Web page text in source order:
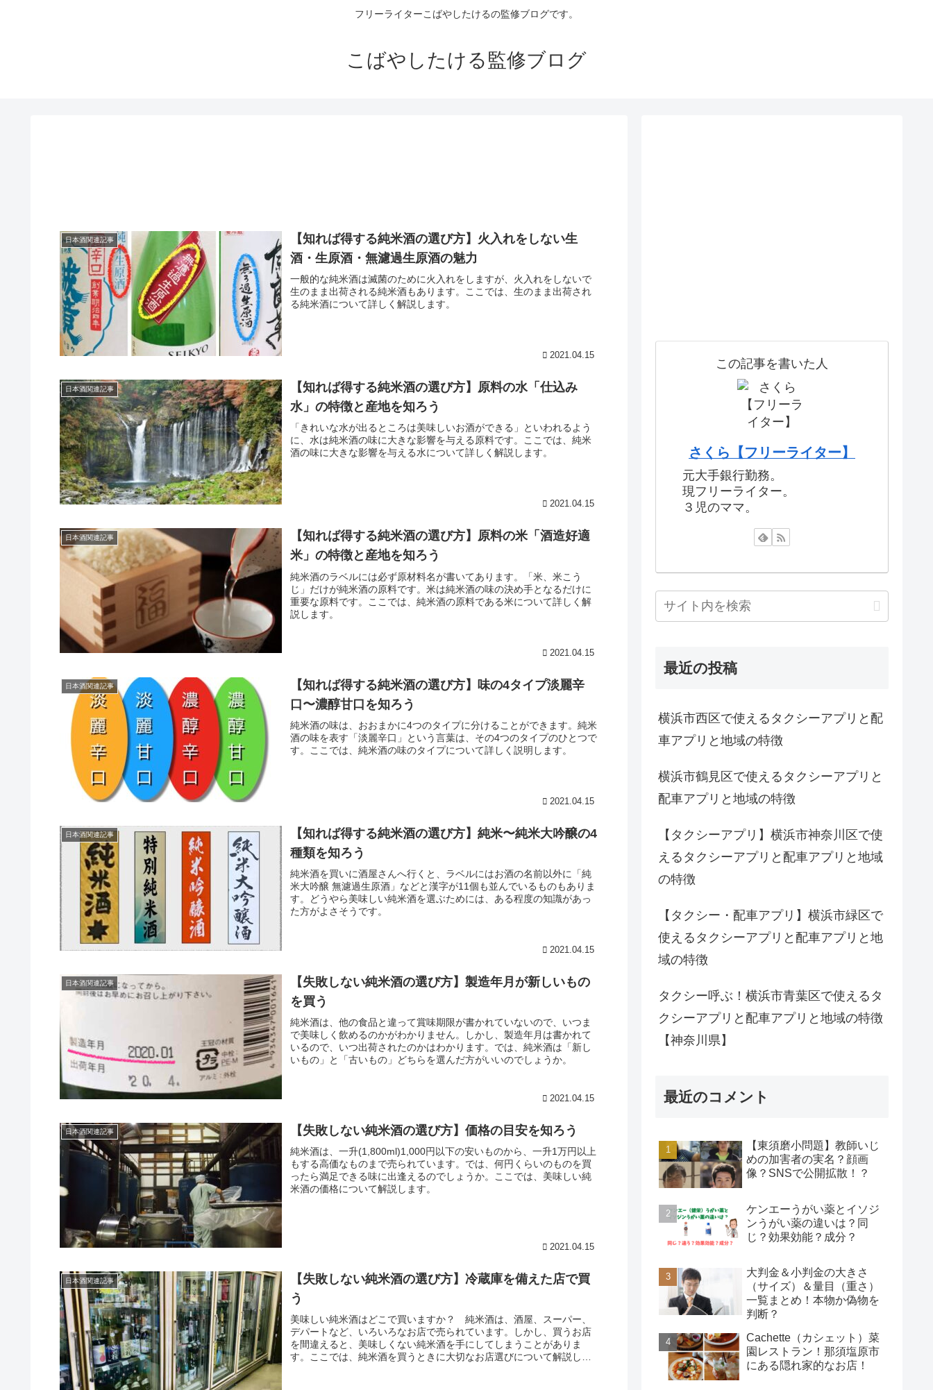
フリーライターこばやしたけるの監修ブログです。
こばやしたける監修ブログ
日本酒関連記事
【知れば得する純米酒の選び方】火入れをしない生
酒・生原酒・無濾過生原酒の魅力
一般的な純米酒は滅菌のために火入れをしますが、火入れをしないで
生のまま出荷される純米酒もあります。ここでは、生のまま出荷され
る純米酒について詳しく解説します。
2021.04.15
日本酒関連記事
【知れば得する純米酒の選び方】原料の水「仕込み
水」の特徴と産地を知ろう
「きれいな水が出るところは美味しいお酒ができる」といわれるよう
に、水は純米酒の味に大きな影響を与える原料です。ここでは、純米
酒の味に大きな影響を与える水について詳しく解説します。
2021.04.15
日本酒関連記事
【知れば得する純米酒の選び方】原料の米「酒造好適
米」の特徴と産地を知ろう
純米酒のラベルには必ず原材料名が書いてあります。「米、米こう
じ」だけが純米酒の原料です。米は純米酒の味の決め手となるだけに
重要な原料です。ここでは、純米酒の原料である米について詳しく解
説します。
2021.04.15
日本酒関連記事
【知れば得する純米酒の選び方】味の4タイプ淡麗辛
口〜濃醇甘口を知ろう
純米酒の味は、おおまかに4つのタイプに分けることができます。純米
酒の味を表す「淡麗辛口」という言葉は、その4つのタイプのひとつで
す。ここでは、純米酒の味のタイプについて詳しく説明します。
2021.04.15
日本酒関連記事
【知れば得する純米酒の選び方】純米〜純米大吟醸の4
種類を知ろう
純米酒を買いに酒屋さんへ行くと、ラベルにはお酒の名前以外に「純
米大吟醸 無濾過生原酒」などと漢字が11個も並んでいるものもありま
す。どうやら美味しい純米酒を選ぶためには、ある程度の知識があっ
た方がよさそうです。
2021.04.15
日本酒関連記事
【失敗しない純米酒の選び方】製造年月が新しいもの
を買う
純米酒は、他の食品と違って賞味期限が書かれていないので、いつま
で美味しく飲めるのかがわかりません。しかし、製造年月は書かれて
いるので、いつ出荷されたのかはわかります。では、純米酒は「新し
いもの」と「古いもの」どちらを選んだ方がいいのでしょうか。
2021.04.15
日本酒関連記事 【失敗しない純米酒の選び方】価格の目安を知ろう
純米酒は、一升(1,800ml)1,000円以下の安いものから、一升1万円以上
もする高価なものまで売られています。では、何円くらいのものを買
ったら満足できる味に出逢えるのでしょうか。ここでは、美味しい純
米酒の価格について解説します。
2021.04.15
日本酒関連記事
【失敗しない純米酒の選び方】冷蔵庫を備えた店で買
う
美味しい純米酒はどこで買いますか？ 純米酒は、酒屋、スーパー、
デパートなど、いろいろなお店で売られています。しかし、買うお店
を間違えると、美味しくない純米酒を手にしてしまうことがありま
す。ここでは、純米酒を買うときに大切なお店選びについて解説しま
この記事を書いた人
さくら【フリーライター】
元大手銀行勤務。
現フリーライター。
３児のママ。
最近の投稿
横浜市西区で使えるタクシーアプリと配
車アプリと地域の特徴
横浜市鶴見区で使えるタクシーアプリと
配車アプリと地域の特徴
【タクシーアプリ】横浜市神奈川区で使
えるタクシーアプリと配車アプリと地域
の特徴
【タクシー・配車アプリ】横浜市緑区で
使えるタクシーアプリと配車アプリと地
域の特徴
タクシー呼ぶ！横浜市青葉区で使えるタ
クシーアプリと配車アプリと地域の特徴
【神奈川県】
最近のコメント
【東須磨小問題】教師いじ
めの加害者の実名？顔画
像？SNSで公開拡散！？
ケンエーうがい薬とイソジ
ンうがい薬の違いは？同
じ？効果効能？成分？
大判金＆小判金の大きさ
（サイズ）＆量目（重さ）
一覧まとめ！本物か偽物を
判断？
Cachette（カシェット）菜
園レストラン！那須塩原市
にある隠れ家的なお店！